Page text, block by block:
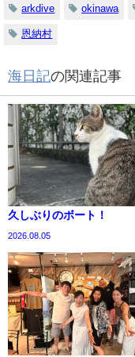
arkdive okinawa
恩納村
海日記の関連記事
久しぶりのボート！
2026.08.05